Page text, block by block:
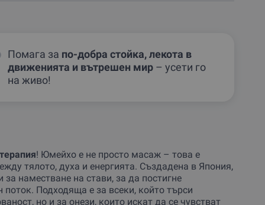
Помага за по-добра стойка, лекота в
движенията и вътрешен мир– усети го
на живо!
! Юмейхо е не просто масаж – това е
тялото, духа и енергията. Създадена в Япония,
наместване на стави, за да постигне
Подходяща е за всеки, който търси
но и за онези, които искат да се чувстват